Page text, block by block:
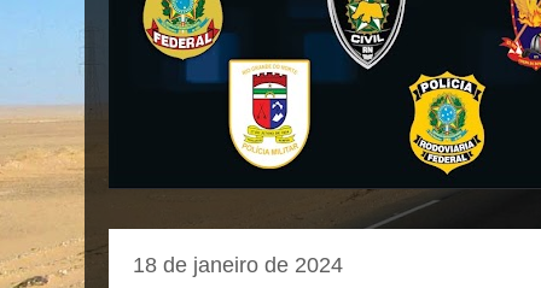
18 de janeiro de 2024